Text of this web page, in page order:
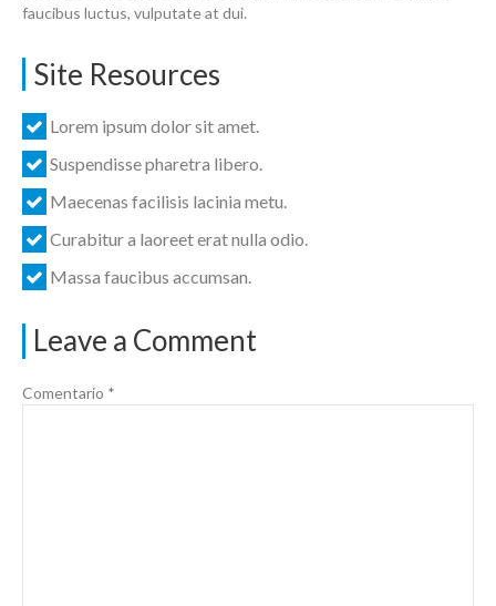
faucibus luctus, vulputate at dui.
Site Resources
Lorem ipsum dolor sit amet.
Suspendisse pharetra libero.
Maecenas facilisis lacinia metu.
Curabitur a laoreet erat nulla odio.
Massa faucibus accumsan.
Leave a Comment
Comentario *